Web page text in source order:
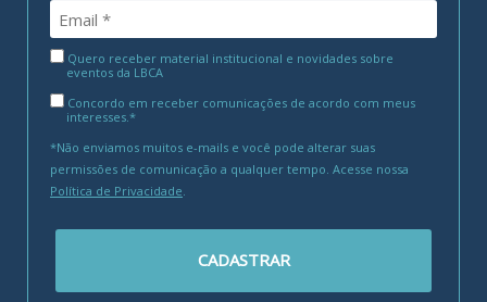
Quero receber material institucional e novidades sobre
eventos da LBCA
Concordo em receber comunicações de acordo com meus
interesses.*
*Não enviamos muitos e-mails e você pode alterar suas
permissões de comunicação a qualquer tempo. Acesse nossa
Política de Privacidade
CADASTRAR